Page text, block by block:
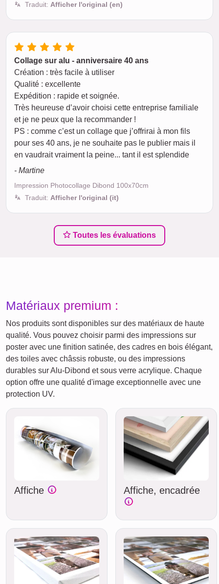
Traduit: Afficher l'original (en)
Collage sur alu - anniversaire 40 ans
Création : très facile à utiliser
Qualité : excellente
Expédition : rapide et soignée.
Très heureuse d’avoir choisi cette entreprise familiale
et je ne peux que la recommander !
PS : comme c’est un collage que j’offrirai à mon fils
pour ses 40 ans, je ne souhaite pas le publier mais il
en vaudrait vraiment la peine... tant il est splendide
- Martine
Impression Photocollage Dibond 100x70cm
Traduit: Afficher l'original (it)
Toutes les évaluations
Matériaux premium :
Nos produits sont disponibles sur des matériaux de haute
qualité. Vous pouvez choisir parmi des impressions sur
poster avec une finition satinée, des cadres en bois élégant,
des toiles avec châssis robuste, ou des impressions
durables sur Alu-Dibond et sous verre acrylique. Chaque
option offre une qualité d'image exceptionnelle avec une
protection UV.
Affiche Affiche, encadrée